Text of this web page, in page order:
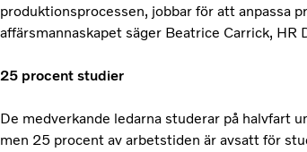
produktionsprocessen, jobbar för att anpassa
affärsmannaskapet säger Beatrice Carrick, HR
25 procent studier
De medverkande ledarna studerar på halvfart
men 25 procent av arbetstiden är avsatt för